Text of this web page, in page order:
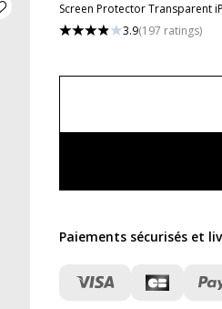
Screen Protector Transparent
3.9(197 ratings)
Paiements sécurisés et